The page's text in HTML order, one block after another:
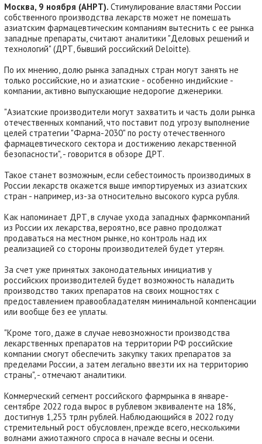
Москва, 9 ноября (АНРТ). Стимулирование властями России
собственного производства лекарств может не помешать
азиатским фармацевтическим компаниям вытеснить с ее рынка
западные препараты, считают аналитики "Деловых решений и
технологий" (ДРТ, бывший российский Deloitte).
По их мнению, долю рынка западных стран могут занять не
только российские, но и азиатские - особенно индийские -
компании, активно выпускающие недорогие дженерики.
"Азиатские производители могут захватить и часть доли рынка
отечественных компаний, что поставит под угрозу выполнение
целей стратегии "Фарма-2030" по росту отечественного
фармацевтического сектора и достижению лекарственной
безопасности", - говорится в обзоре ДРТ.
Такое станет возможным, если себестоимость производимых в
России лекарств окажется выше импортируемых из азиатских
стран - например, из-за относительно высокого курса рубля.
Как напоминает ДРТ, в случае ухода западных фармкомпаний
из России их лекарства, вероятно, все равно продолжат
продаваться на местном рынке, но контроль над их
реализацией со стороны производителей будет утерян.
За счет уже принятых законодательных инициатив у
российских производителей будет возможность наладить
производство таких препаратов на своих мощностях с
предоставлением правообладателям минимальной компенсации
или вообще без ее уплаты.
"Кроме того, даже в случае невозможности производства
лекарственных препаратов на территории РФ российские
компании смогут обеспечить закупку таких препаратов за
пределами России, а затем легально ввезти их на территорию
страны", - отмечают аналитики.
Коммерческий сегмент российского фармрынка в январе-
сентябре 2022 года вырос в рублевом эквиваленте на 18%,
достигнув 1,253 трлн рублей. Наблюдающийся в 2022 году
стремительный рост обусловлен, прежде всего, несколькими
волнами ажиотажного спроса в начале весны и осени.